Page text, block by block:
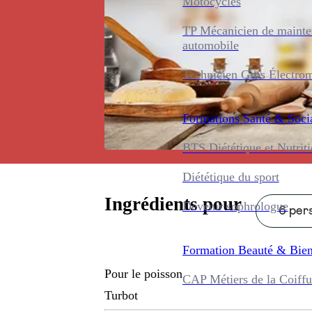
TP Mécanicien de
automobile
Technicien Gros
Formations Santé &
BTS Diététique et
Diététique du sport
Devenir sophrologue
Formation Beauté &
CAP Métiers de la
Ingrédients pour 6
Pour le poisson
Turbot